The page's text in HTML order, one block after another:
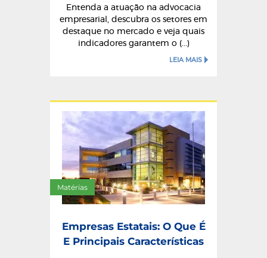
Entenda a atuação na advocacia
empresarial, descubra os setores em
destaque no mercado e veja quais
indicadores garantem o (...)
LEIA MAIS
Matérias
Empresas Estatais: O Que É
E Principais Características